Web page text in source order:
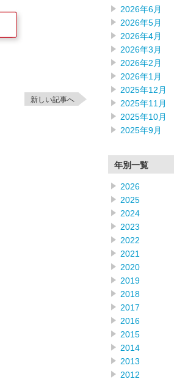
新しい記事へ
2026年6月
2026年5月
2026年4月
2026年3月
2026年2月
2026年1月
2025年12月
2025年11月
2025年10月
2025年9月
年別一覧
2026
2025
2024
2023
2022
2021
2020
2019
2018
2017
2016
2015
2014
2013
2012